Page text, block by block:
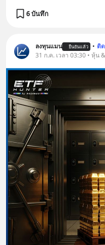
6 บันทึก
ลงทุนแมน ยืนยันแล้ว • ติ
31 ก.ค. เวลา 03:30 • หุ้น